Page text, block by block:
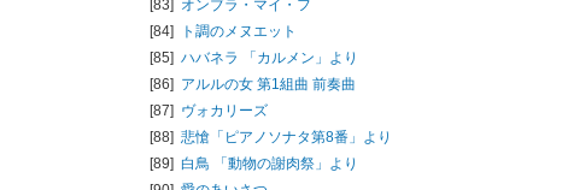
[83] オンブラ・マイ・フ
[84]
ト調のメヌエット
[85] ハバネラ 「カルメン」より
[86] アルルの女 第1組曲 前奏曲
[87] ヴォカリーズ
[88] 悲愴「ピアノソナタ第8番」より
[89] 白鳥 「動物の謝肉祭」より